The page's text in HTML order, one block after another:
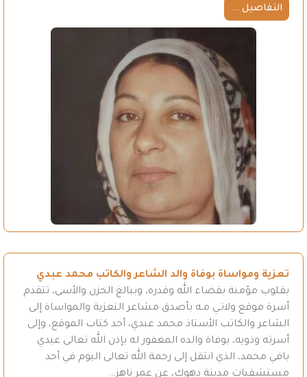
التفاصيل ...
تعزية ومواساة بوفاة والد الشاعر والكاتب محمد عبدي
بقلوب مؤمنة بقضاء الله وقدره، وببالغ الحزن والأسى، تتقدم
أسرة موقع ولاتـي مـه بأصدق مشاعر التعزية والمواساة إلى
الشاعر والكاتب الأستاذ محمد عبدي، أحد كتاب الموقع، وإلى
أسرته وذويه، بوفاة والده المغفور له بإذن الله تعالى عبدي
بافي محمد، الذي انتقل إلى رحمة الله تعالى اليوم في أحد
مستشفيات مدينة دهوك، عن عمر ناهز…